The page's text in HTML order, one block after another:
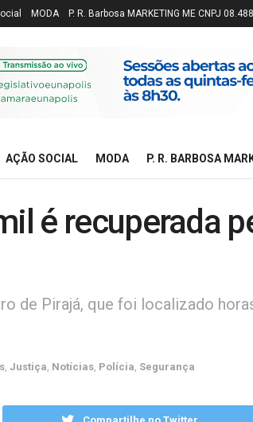
MODA P. R. Barbosa MARKETING ME CNPJ
AÇÃO SOCIAL MODA P. R. BARBOSA
é recuperada
de Pirajá, que foi localizado
Justiça Notícias Polícia Segurança